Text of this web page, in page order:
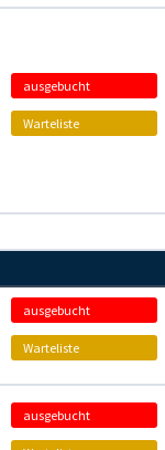
ausgebucht
Warteliste
ausgebucht
Warteliste
ausgebucht